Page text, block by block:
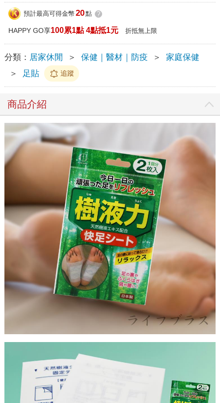
預計最高可得金幣 20點 ?
HAPPY GO享100累1點 4點抵1元 折抵無上限
分類： 居家休閒 ＞ 保健｜醫材｜防疫 ＞
家庭保健
＞
足貼 追蹤
商品介紹